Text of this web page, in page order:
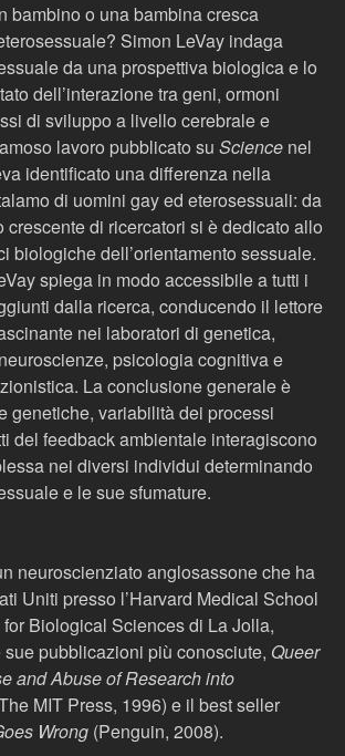
bambino o una bambina cresca
Simon LeVay indaga
da una prospettiva biologica e lo
dell’interazione tra geni, ormoni
di sviluppo a livello cerebrale e
lavoro pubblicato su Science nel
identificato una differenza nella
di uomini gay ed eterosessuali: da
crescente di ricercatori si è dedicato allo
biologiche dell’orientamento sessuale.
spiega in modo accessibile a tutti i
dalla ricerca, conducendo il lettore
nei laboratori di genetica,
psicologia cognitiva e
La conclusione generale è
genetiche, variabilità dei processi
del feedback ambientale interagiscono
nei diversi individui determinando
e le sue sfumature.
neuroscienziato anglosassone che ha
Uniti presso l’Harvard Medical School
Biological Sciences di La Jolla,
pubblicazioni più conosciute, Queer
and Abuse of Research into
MIT Press, 1996) e il best seller
Wrong (Penguin, 2008).